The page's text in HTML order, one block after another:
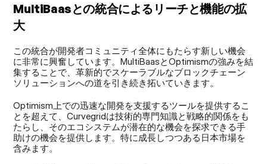
MultiBaasとの統合によるリーチと機能の拡
大
この統合が開発者コミュニティ全体にもたらす新しい機会
に非常に興奮しています。MultiBaasとOptimismの強みを結
集することで、革新的でスケーラブルなブロックチェーン
ソリューションへの道を引き続き拓いていきます。
Optimism上での迅速な開発を支援するツールを提供するこ
とを超えて、Curvegridは技術的専門知識と戦略的関係をも
たらし、そのエコシステムが潜在的な機会を探求できる手
助けの機会を提供します。特に成長しつつある日本市場を
含みます。